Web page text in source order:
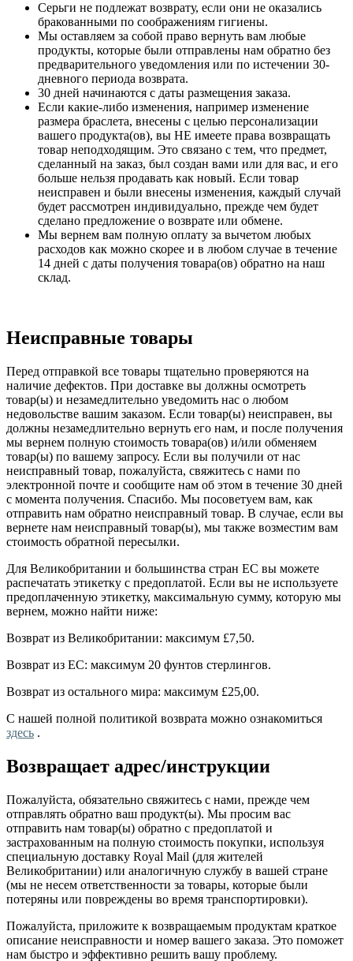
Серьги не подлежат возврату, если они не оказались
бракованными по соображениям гигиены.
Мы оставляем за собой право вернуть вам любые
продукты, которые были отправлены нам обратно без
предварительного уведомления или по истечении 30-
дневного периода возврата.
30 дней начинаются с даты размещения заказа.
Если какие-либо изменения, например изменение
размера браслета, внесены с целью персонализации
вашего продукта(ов), вы НЕ имеете права возвращать
товар неподходящим. Это связано с тем, что предмет,
сделанный на заказ, был создан вами или для вас, и его
больше нельзя продавать как новый. Если товар
неисправен и были внесены изменения, каждый случай
будет рассмотрен индивидуально, прежде чем будет
сделано предложение о возврате или обмене.
Мы вернем вам полную оплату за вычетом любых
расходов как можно скорее и в любом случае в течение
14 дней с даты получения товара(ов) обратно на наш
склад.
Неисправные товары
Перед отправкой все товары тщательно проверяются на
наличие дефектов. При доставке вы должны осмотреть
товар(ы) и незамедлительно уведомить нас о любом
недовольстве вашим заказом. Если товар(ы) неисправен, вы
должны незамедлительно вернуть его нам, и после получения
мы вернем полную стоимость товара(ов) и/или обменяем
товар(ы) по вашему запросу. Если вы получили от нас
неисправный товар, пожалуйста, свяжитесь с нами по
электронной почте и сообщите нам об этом в течение 30 дней
с момента получения. Спасибо. Мы посоветуем вам, как
отправить нам обратно неисправный товар. В случае, если вы
вернете нам неисправный товар(ы), мы также возместим вам
стоимость обратной пересылки.
Для Великобритании и большинства стран ЕС вы можете
распечатать этикетку с предоплатой. Если вы не используете
предоплаченную этикетку, максимальную сумму, которую мы
вернем, можно найти ниже:
Возврат из Великобритании: максимум £7,50.
Возврат из ЕС: максимум 20 фунтов стерлингов.
Возврат из остального мира: максимум £25,00.
С нашей полной политикой возврата можно ознакомиться
здесь .
Возвращает адрес/инструкции
Пожалуйста, обязательно свяжитесь с нами, прежде чем
отправлять обратно ваш продукт(ы). Мы просим вас
отправить нам товар(ы) обратно с предоплатой и
застрахованным на полную стоимость покупки, используя
специальную доставку Royal Mail (для жителей
Великобритании) или аналогичную службу в вашей стране
(мы не несем ответственности за товары, которые были
потеряны или повреждены во время транспортировки).
Пожалуйста, приложите к возвращаемым продуктам краткое
описание неисправности и номер вашего заказа. Это поможет
нам быстро и эффективно решить вашу проблему.